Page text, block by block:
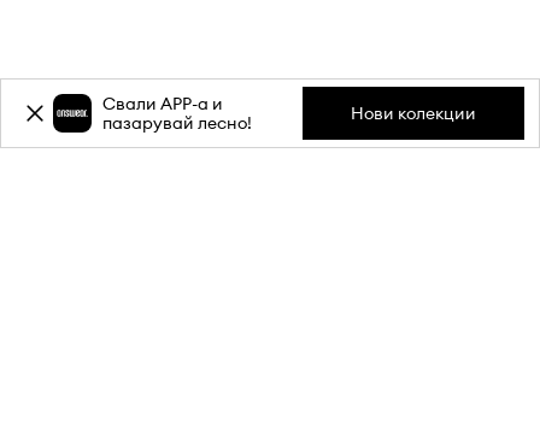
Свали APP-a и
пазарувай лесно!
Нови колекции